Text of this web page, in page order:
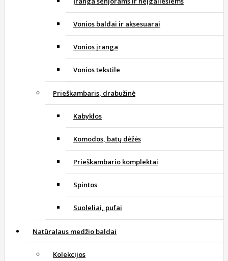
Vonios baldai ir aksesuarai
Vonios įranga
Vonios tekstile
Prieškambaris, drabužinė
Kabyklos
Komodos, batų dėžės
Prieškambario komplektai
Spintos
Suoleliai, pufai
Natūralaus medžio baldai
Kolekcijos